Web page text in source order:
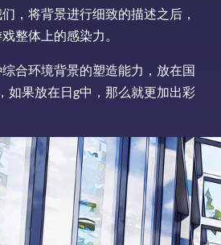
，将背景进行细致的描述之后，
整体上的感染力。
合环境背景的塑造能力，放在国
如果放在日g中，那么就更加出彩